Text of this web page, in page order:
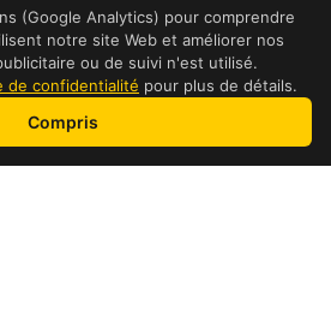
(Google Analytics) pour comprendre
notre site Web et améliorer nos
ou de suivi n'est utilisé.
de confidentialité pour plus de détails.
Compris